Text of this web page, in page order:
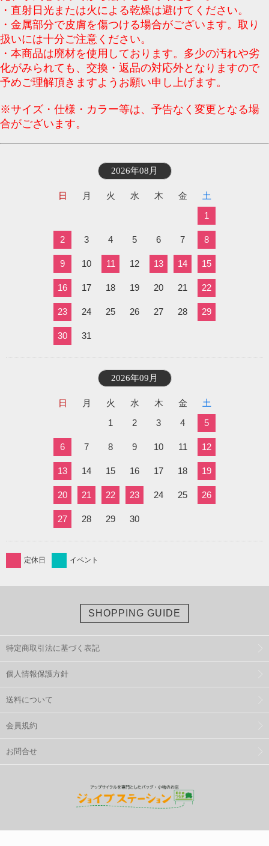
・直射日光または火による乾燥は避けてください。
・金属部分で皮膚を傷つける場合がございます。取り
扱いには十分ご注意ください。
・本商品は廃材を使用しております。多少の汚れや劣
化がみられても、交換・返品の対応外となりますので
予めご理解頂きますようお願い申し上げます。
※サイズ・仕様・カラー等は、予告なく変更となる場
合がございます。
2026年08月
日 月 火 水 木 金
土
1
2 3 4 5 6 7 8
9 10 11 12 13 14 15
16 17 18 19 20 21 22
23 24 25 26 27 28 29
30 31
2026年09月
日 月 火 水 木 金
土
1
2 3 4 5
6 7 8 9 10 11 12
13 14 15 16 17 18 19
20 21 22 23 24 25 26
27 28 29 30
定休日 イベント
SHOPPING GUIDE
特定商取引法に基づく表記
個人情報保護方針
送料について
会員規約
お問合せ